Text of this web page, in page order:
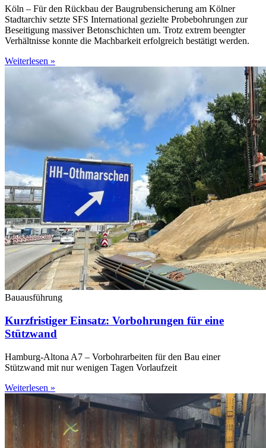
Köln – Für den Rückbau der Baugrubensicherung am Kölner
Stadtarchiv setzte SFS International gezielte Probebohrungen zur
Beseitigung massiver Betonschichten um. Trotz extrem beengter
Verhältnisse konnte die Machbarkeit erfolgreich bestätigt werden.
Weiterlesen »
Bauausführung
Kurzfristiger Einsatz: Vorbohrungen für eine
Stützwand
Hamburg-Altona A7 – Vorbohrarbeiten für den Bau einer
Stützwand mit nur wenigen Tagen Vorlaufzeit
Weiterlesen »